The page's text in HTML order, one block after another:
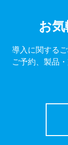
お
導入に関する
ご予約、製品